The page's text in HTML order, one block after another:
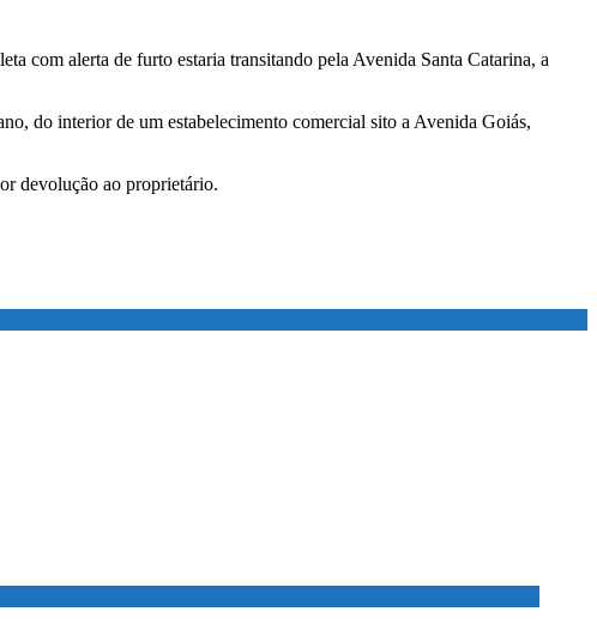
com alerta de furto estaria transitando pela Avenida Santa Catarina, a
do interior de um estabelecimento comercial sito a Avenida Goiás,
devolução ao proprietário.